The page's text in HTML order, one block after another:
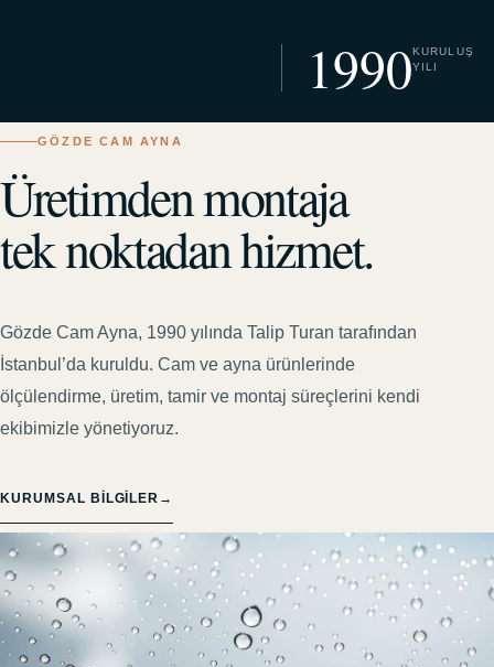
1990KURULUŞ
YILI
GÖZDE CAM AYNA
Üretimden montaja
tek noktadan hizmet.
Gözde Cam Ayna, 1990 yılında Talip Turan tarafından
İstanbul’da kuruldu. Cam ve ayna ürünlerinde
ölçülendirme, üretim, tamir ve montaj süreçlerini kendi
ekibimizle yönetiyoruz.
KURUMSAL BILGILER →